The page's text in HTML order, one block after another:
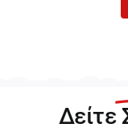
Δείτε